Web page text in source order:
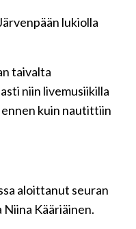
lukiolla
taivalta
niin livemusiikilla
kuin nautittiin
aloittanut seuran
Kääriäinen.